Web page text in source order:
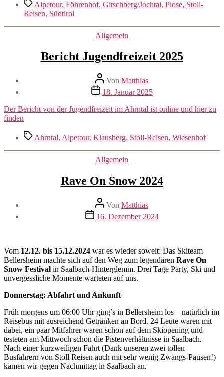
Alpetour, Föhrenhof, Gitschberg/Jochtal, Plose, Stoll-
Reisen, Südtirol
Kategorien
Allgemein
Bericht Jugendfreizeit 2025
Beitragsautor
Von Matthias
Veröffentlichungsdatum
18. Januar 2025
Der Bericht von der Jugendfreizeit im Ahrntal ist online und hier zu
finden
Schlagwörter
Ahrntal, Alpetour, Klausberg, Stoll-Reisen, Wiesenhof
Kategorien
Allgemein
Rave On Snow 2024
Beitragsautor
Von Matthias
Veröffentlichungsdatum
16. Dezember 2024
Vom 12.12. bis 15.12.2024 war es wieder soweit: Das Skiteam
Bellersheim machte sich auf den Weg zum legendären Rave On
Snow Festival in Saalbach-Hinterglemm. Drei Tage Party, Ski und
unvergessliche Momente warteten auf uns.
Donnerstag: Abfahrt und Ankunft
Früh morgens um 06:00 Uhr ging’s in Bellersheim los – natürlich im
Reisebus mit ausreichend Getränken an Bord. 24 Leute waren mit
dabei, ein paar Mitfahrer waren schon auf dem Skiopening und
testeten am Mittwoch schon die Pistenverhältnisse in Saalbach.
Nach einer kurzweiligen Fahrt (Dank unseren zwei tollen
Busfahrern von Stoll Reisen auch mit sehr wenig Zwangs-Pausen!)
kamen wir gegen Nachmittag in Saalbach an.